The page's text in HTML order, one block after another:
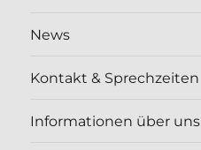
News
Kontakt & Sprechzeiten
Informationen über uns